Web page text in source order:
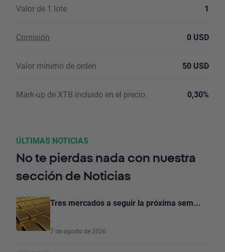
Valor de 1 lote 1
Comisión 0 USD
Valor mínimo de orden 50 USD
Mark-up de XTB incluido en el precio 0,30%
ÚLTIMAS NOTICIAS
No te pierdas nada con nuestra
sección de Noticias
Tres mercados a seguir la próxima sem...
7 de agosto de 2026